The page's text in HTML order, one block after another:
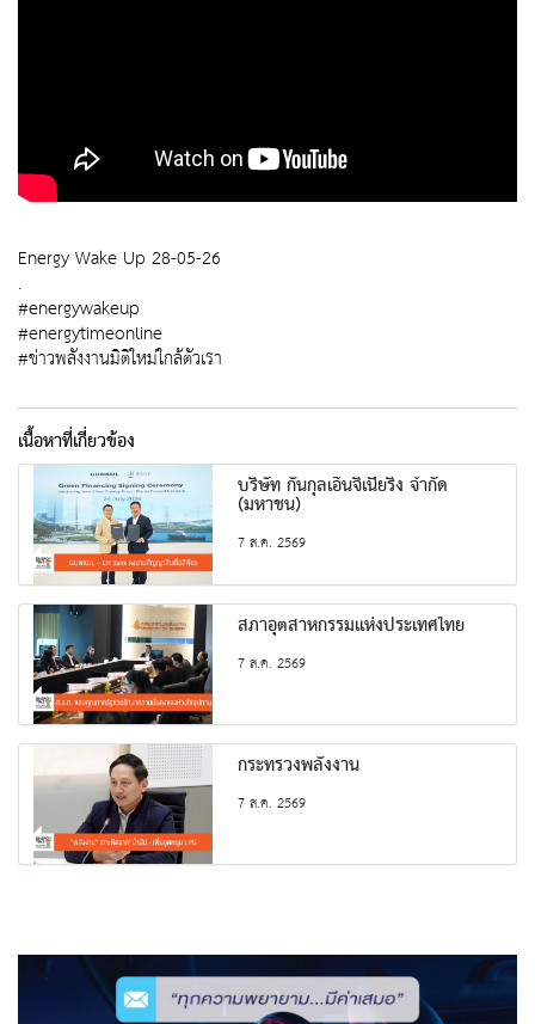
Energy Wake Up 28-05-26
.
#energywakeup
#energytimeonline
#ข่าวพลังงานมิติใหม่ใกล้ตัวเรา
เนื้อหาที่เกี่ยวข้อง
บริษัท กันกุลเอ็นจิเนียริ่ง จำกัด
(มหาชน)
7 ส.ค. 2569
สภาอุตสาหกรรมแห่งประเทศไทย
7 ส.ค. 2569
กระทรวงพลังงาน
7 ส.ค. 2569